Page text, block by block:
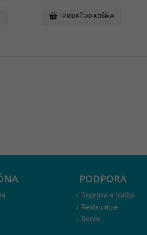
PRIDAŤ DO KOŠÍKA
PODPORA
Doprava a platba
Reklamácie
Servis